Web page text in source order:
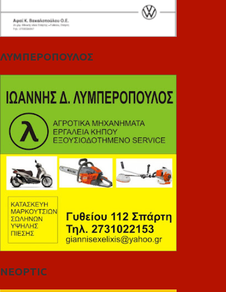
ΛΥΜΠΕΡΟΠΟΥΛΟΣ
NEOPTIC